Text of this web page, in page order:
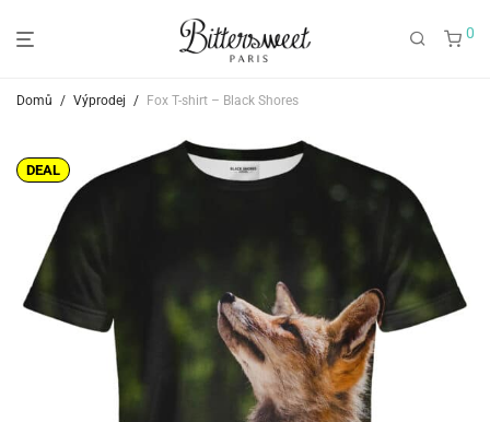
0
Domů / Výprodej / Fox T-shirt – Black Shores
DEAL